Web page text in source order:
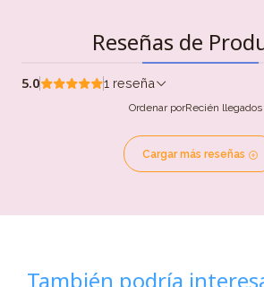
Reseñas de
5.0 1 reseña
Ordenar porRecién llegados
Cargar más reseñas
También podría